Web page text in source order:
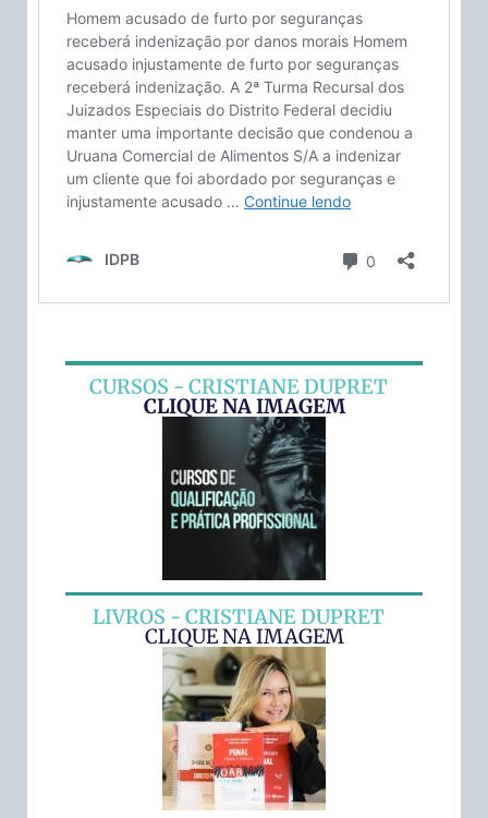
CURSOS - CRISTIANE DUPRET
CLIQUE NA IMAGEM
LIVROS - CRISTIANE DUPRET
CLIQUE NA IMAGEM